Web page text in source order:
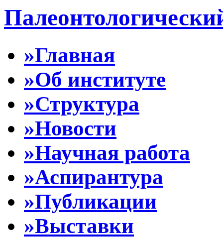
»Главная
»Об институте
»Структура
»Новости
»Научная работа
»Аспирантура
»Публикации
»Выставки